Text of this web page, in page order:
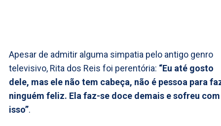
Apesar de admitir alguma simpatia pelo antigo genro
televisivo, Rita dos Reis foi perentória: “Eu até gosto
dele, mas ele não tem cabeça, não é pessoa para
ninguém feliz. Ela faz-se doce demais e sofreu com
isso”.